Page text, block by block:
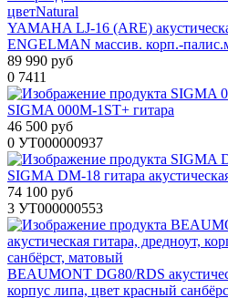
YAMAHA LJ-16 (ARE)
ENGELMAN массив. корп.-
89 990 руб
0 7411
SIGMA 000M-1ST+ гитара
46 500 руб
0 УТ000000937
SIGMA DM-18 гитара
74 100 руб
3 УТ000000553
BEAUMONT DG80/RDS
корпус липа, цвет красный